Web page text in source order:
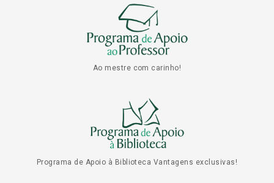
Ao mestre com carinho!
Programa de Apoio à Biblioteca Vantagens exclusivas!